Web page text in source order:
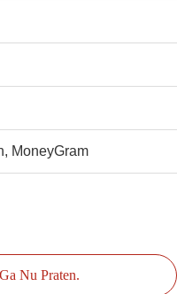
MoneyGram
Ga Nu Praten.